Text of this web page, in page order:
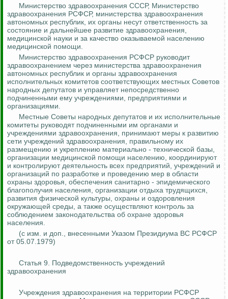
Министерство здравоохранения СССР, Министерство
здравоохранения РСФСР, министерства здравоохранения
автономных республик, их органы несут ответственность за
состояние и дальнейшее развитие здравоохранения,
медицинской науки и за качество оказываемой населению
медицинской помощи.
Министерство здравоохранения РСФСР руководит
здравоохранением через министерства здравоохранения
автономных республик и органы здравоохранения
исполнительных комитетов соответствующих местных Советов
народных депутатов и управляет непосредственно
подчиненными ему учреждениями, предприятиями и
организациями.
Местные Советы народных депутатов и их исполнительные
комитеты руководят подчиненными им органами и
учреждениями здравоохранения, принимают меры к развитию
сети учреждений здравоохранения, правильному их
размещению и укреплению материально - технической базы,
организации медицинской помощи населению, координируют
и контролируют деятельность всех предприятий, учреждений и
организаций по разработке и проведению мер в области
охраны здоровья, обеспечения санитарно - эпидемического
благополучия населения, организации отдыха трудящихся,
развития физической культуры, охраны и оздоровления
окружающей среды, а также осуществляют контроль за
соблюдением законодательства об охране здоровья
населения.
(с изм. и доп., внесенными Указом Президиума ВС РСФСР
от 05.07.1979)
Статья 9. Подведомственность учреждений
здравоохранения
Учреждения здравоохранения на территории РСФСР